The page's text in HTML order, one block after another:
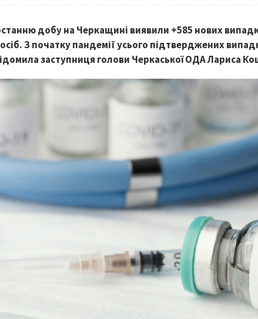
добу на Черкащині виявили +585 нових
З початку пандемії усього підтверджених
заступниця голови Черкаської ОДА Лариса